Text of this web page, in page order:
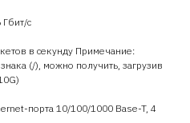
Гбит/с
в секунду Примечание:
(/), можно получить, загрузив
порта 10/100/1000 Base-T, 4